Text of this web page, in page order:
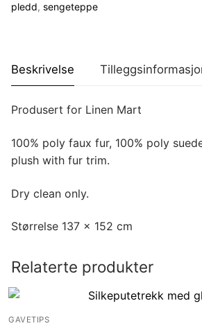
pledd, sengeteppe
Beskrivelse
Produsert for Linen Mart
100% poly faux fur, 100% poly
plush with fur trim.
Dry clean only.
Størrelse 137 x 152 cm
Relaterte produkter
GAVETIPS